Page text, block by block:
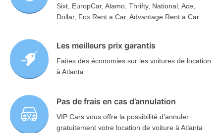
Sixt, EuropCar, Alamo, Thrifty, National, Ace,
Dollar, Fox Rent a Car, Advantage Rent a Car
Les meilleurs prix garantis
Faites des économies sur les voitures de location
à Atlanta
Pas de frais en cas d’annulation
VIP Cars vous offre la possibilité d’annuler
gratuitement votre location de voiture à Atlanta